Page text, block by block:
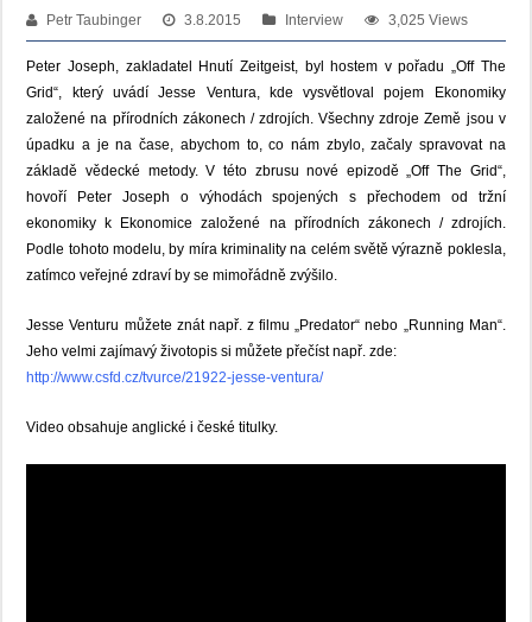
Petr Taubinger 3.8.2015 Interview 3,025 Views
Peter Joseph, zakladatel Hnutí Zeitgeist, byl hostem v pořadu „Off The
Grid“, který uvádíJesse Ventura, kdevysvětloval
pojem Ekonomiky
založené na přírodních zákonech / zdrojích. Všechny zdroje Země jsou v
úpadku a je na čase, abychom to, co nám zbylo, začaly spravovat na
základě vědecké metody.V této zbrusu nové epizodě„Off The Grid“,
hovoří
Peter Joseph o výhodách spojených s přechodem od
tržní
ekonomiky k Ekonomice založené na přírodních zákonech / zdrojích.
Podle tohotomodelu, by míra kriminalityna celém světě výrazně poklesla,
zatímcoveřejné zdraví by se mimořádně zvýšilo.
Jesse Venturu můžete znát např. z filmu „Predator“ nebo „Running Man“.
Jeho velmi zajímavý životopis si můžete přečíst např. zde:
http://www.csfd.cz/tvurce/21922-jesse-ventura/
Video obsahuje anglické i české titulky.